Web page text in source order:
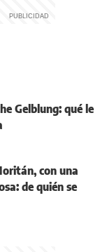
Gelblung: qué le
con una
de quién se